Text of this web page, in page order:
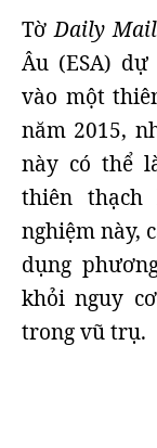
TờDaily Mail
Âu (ESA)
vào một
năm 2015,
này có thể
thiên
nghiệm này,
dụng
khỏi nguy
trong vũ trụ.